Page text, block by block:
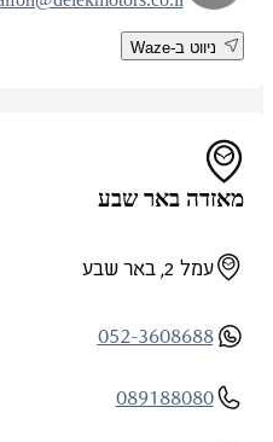
ניווט ב-Waze
מאזדה באר שבע
עמל 2, באר שבע
052-3608688
089188080